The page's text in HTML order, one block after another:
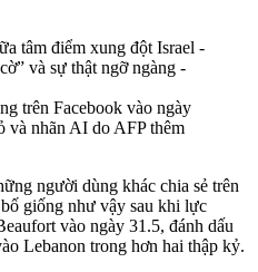
trên Facebook vào ngày
và nhãn AI do AFP thêm
người dùng khác chia sẻ trên
giống như vậy sau khi lực
vào ngày 31.5, đánh dấu
Lebanon trong hơn hai thập kỷ.